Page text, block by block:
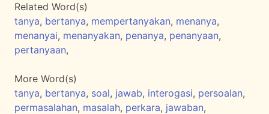
Related Word(s)
tanya, bertanya, mempertanyakan, menanya,
menanyai, menanyakan, penanya, penanyaan,
pertanyaan,
More Word(s)
tanya, bertanya, soal, jawab, interogasi, persoalan,
permasalahan, masalah, perkara, jawaban,